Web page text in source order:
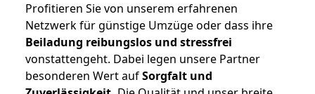
Profitieren Sie von unserem erfahrenen
Netzwerk für günstige Umzüge oder dass ihre
Beiladung reibungslos und stressfrei
vonstattengeht. Dabei legen unsere Partner
besonderen Wert aufSorgfalt und